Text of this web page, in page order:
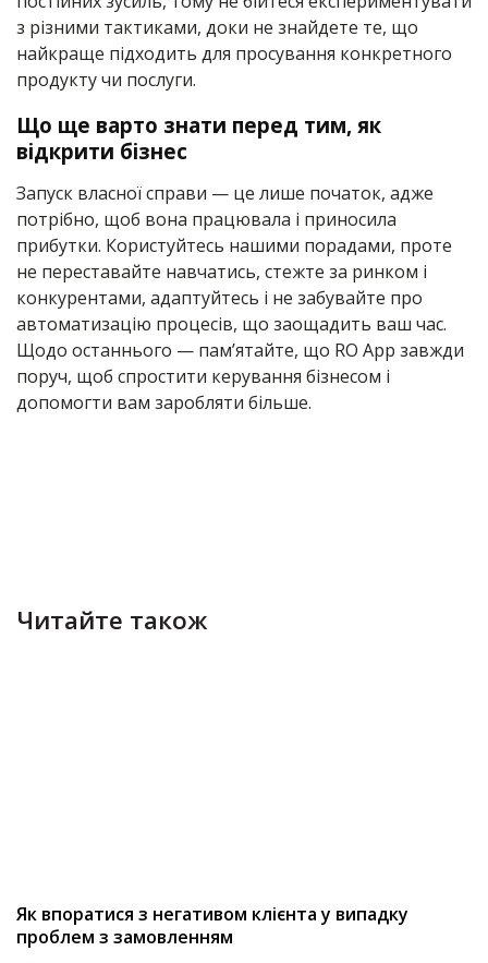
з різними тактиками, доки не знайдете те, що
найкраще підходить для просування конкретного
продукту чи послуги.
Що ще варто знати перед тим, як
відкрити бізнес
Запуск власної справи — це лише початок, адже
потрібно, щоб вона працювала і приносила
прибутки. Користуйтесь нашими порадами, проте
не переставайте навчатись, стежте за ринком і
конкурентами, адаптуйтесь і не забувайте про
автоматизацію процесів, що заощадить ваш час.
Щодо останнього — памʼятайте, що RO App завжди
поруч, щоб спростити керування бізнесом і
допомогти вам заробляти більше.
Читайте також
Як впоратися з негативом клієнта у випадку
проблем з замовленням